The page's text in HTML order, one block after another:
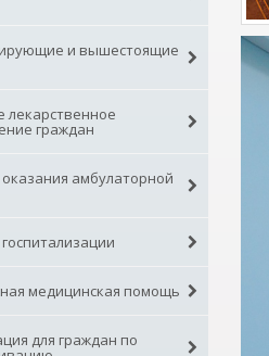
и вышестоящие
лекарственное
граждан
амбулаторной
медицинская помощь
для граждан по